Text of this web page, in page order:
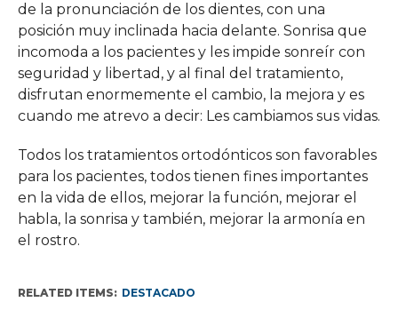
de la pronunciación de los dientes, con una
posición muy inclinada hacia delante. Sonrisa que
incomoda a los pacientes y les impide sonreír con
seguridad y libertad, y al final del tratamiento,
disfrutan enormemente el cambio, la mejora y es
cuando me atrevo a decir: Les cambiamos sus vidas.
Todos los tratamientos ortodónticos son favorables
para los pacientes, todos tienen fines importantes
en la vida de ellos, mejorar la función, mejorar el
habla, la sonrisa y también, mejorar la armonía en
el rostro.
RELATED ITEMS: DESTACADO